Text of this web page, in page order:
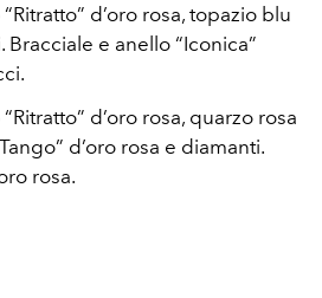
d’oro rosa, topazio blu
e anello “Iconica”
d’oro rosa, quarzo rosa
d’oro rosa e diamanti.
rosa.